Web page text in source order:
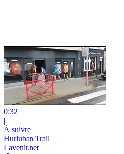
0:32
|
À suivre
Hurluban Trail
Lavenir.net